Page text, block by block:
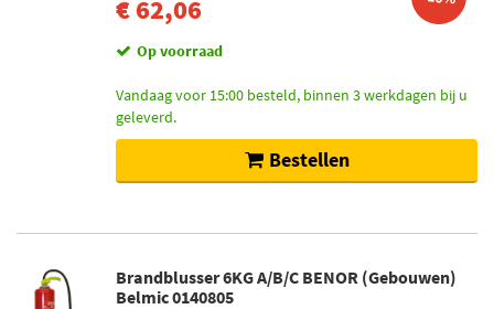
€ 62,06
Op voorraad
Vandaag voor 15:00 besteld, binnen 3 werkdagen bij u
geleverd.
Bestellen
Brandblusser 6KG A/B/C BENOR (Gebouwen)
Belmic 0140805